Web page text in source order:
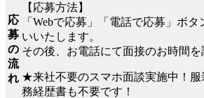
応
募
の
流
れ
【応募方法】
「Webで応募」「電話で応募」ボ
いいたします。
その後、お電話にて面接のお時間を
★来社不要のスマホ面談実施中！服
務経歴書も不要です！